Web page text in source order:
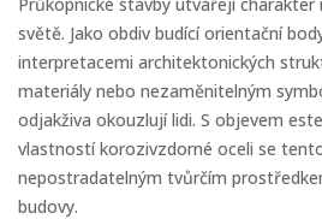
světě. Jako obdiv budící orientační
interpretacemi architektonických
materiály nebo nezaměnitelným
odjakživa okouzlují lidi. S objevem
vlastností korozivzdorné oceli se
nepostradatelným tvůrčím
budovy.